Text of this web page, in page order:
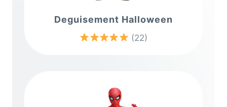
Deguisement Halloween
(22)